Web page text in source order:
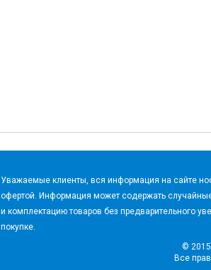
Уважаемые клиенты, вся информация на сайте
офертой. Информация может содержать
и комплектацию товаров без предварительного
покупке.
©
Все